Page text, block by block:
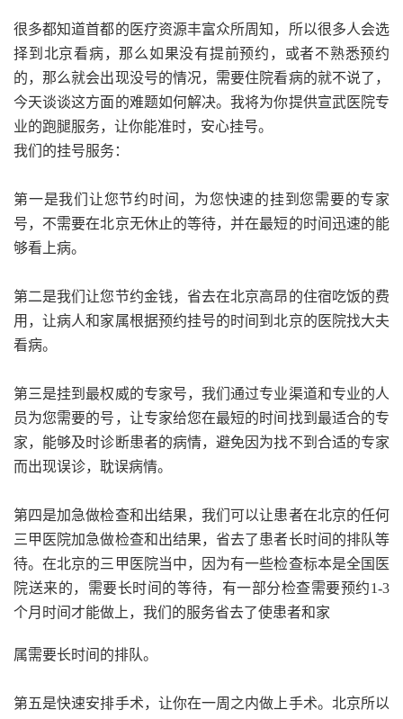
很多都知道首都的医疗资源丰富众所周知，所以很多人会选
择到北京看病，那么如果没有提前预约，或者不熟悉预约
的，那么就会出现没号的情况，需要住院看病的就不说了，
今天谈谈这方面的难题如何解决。我将为你提供宣武医院专
业的跑腿服务，让你能准时，安心挂号。
我们的挂号服务：
第一是我们让您节约时间，为您快速的挂到您需要的专家
号，不需要在北京无休止的等待，并在最短的时间迅速的能
够看上病。
第二是我们让您节约金钱，省去在北京高昂的住宿吃饭的费
用，让病人和家属根据预约挂号的时间到北京的医院找大夫
看病。
第三是挂到最权威的专家号，我们通过专业渠道和专业的人
员为您需要的号，让专家给您在最短的时间找到最适合的专
家，能够及时诊断患者的病情，避免因为找不到合适的专家
而出现误诊，耽误病情。
第四是加急做检查和出结果，我们可以让患者在北京的任何
三甲医院加急做检查和出结果，省去了患者长时间的排队等
待。在北京的三甲医院当中，因为有一些检查标本是全国医
院送来的，需要长时间的等待，有一部分检查需要预约1-3
个月时间才能做上，我们的服务省去了使患者和家
属需要长时间的排队。
第五是快速安排手术，让你在一周之内做上手术。北京所以